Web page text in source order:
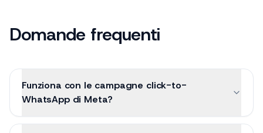
Domande frequenti
Funziona con le campagne click-to-
WhatsApp di Meta?